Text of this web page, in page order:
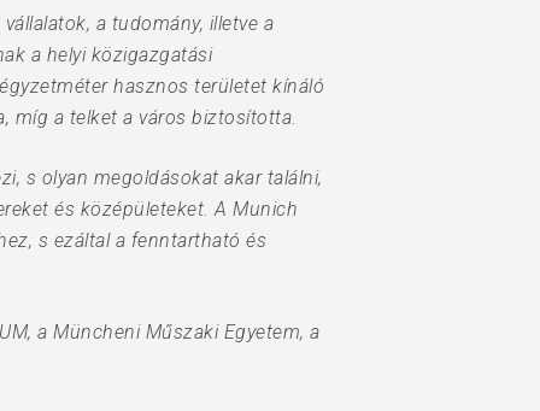
a tudomány, illetve a
a helyi közigazgatási
hasznos területet kínáló
míg a telket a város biztosította.
s olyan megoldásokat akar találni,
és középületeket. A Munich
s ezáltal a fenntartható és
a Müncheni Műszaki Egyetem, a